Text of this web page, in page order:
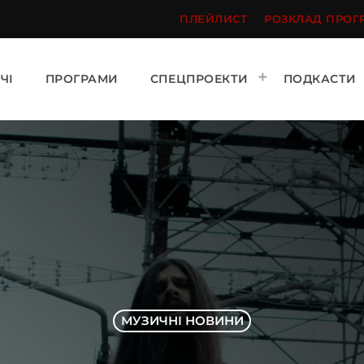
ПЛЕЙЛИСТ РОЗКЛАД
ПРОГРАМИ СПЕЦПРОЕКТИ ПОДКАСТИ
МУЗИЧНІ НОВИНИ